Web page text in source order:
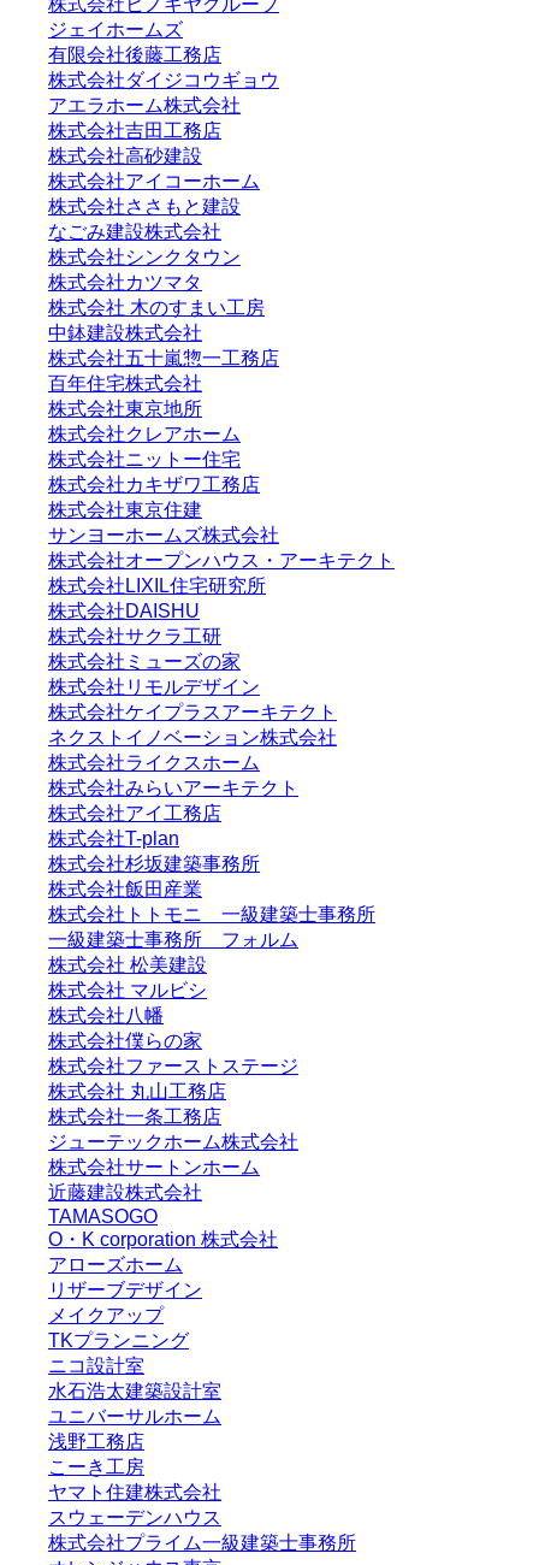
株式会社ヒノキヤグループ
ジェイホームズ
有限会社後藤工務店
株式会社ダイジコウギョウ
アエラホーム株式会社
株式会社吉田工務店
株式会社高砂建設
株式会社アイコーホーム
株式会社ささもと建設
なごみ建設株式会社
株式会社シンクタウン
株式会社カツマタ
株式会社 木のすまい工房
中鉢建設株式会社
株式会社五十嵐惣一工務店
百年住宅株式会社
株式会社東京地所
株式会社クレアホーム
株式会社ニットー住宅
株式会社カキザワ工務店
株式会社東京住建
サンヨーホームズ株式会社
株式会社オープンハウス・アーキテクト
株式会社LIXIL住宅研究所
株式会社DAISHU
株式会社サクラ工研
株式会社ミューズの家
株式会社リモルデザイン
株式会社ケイプラスアーキテクト
ネクストイノベーション株式会社
株式会社ライクスホーム
株式会社みらいアーキテクト
株式会社アイ工務店
株式会社T-plan
株式会社杉坂建築事務所
株式会社飯田産業
株式会社トトモニ 一級建築士事務所
一級建築士事務所 フォルム
株式会社 松美建設
株式会社 マルビシ
株式会社八幡
株式会社僕らの家
株式会社ファーストステージ
株式会社 丸山工務店
株式会社一条工務店
ジューテックホーム株式会社
株式会社サートンホーム
近藤建設株式会社
TAMASOGO
O・K corporation 株式会社
アローズホーム
リザーブデザイン
メイクアップ
TKプランニング
ニコ設計室
水石浩太建築設計室
ユニバーサルホーム
浅野工務店
こーき工房
ヤマト住建株式会社
スウェーデンハウス
株式会社プライム一級建築士事務所